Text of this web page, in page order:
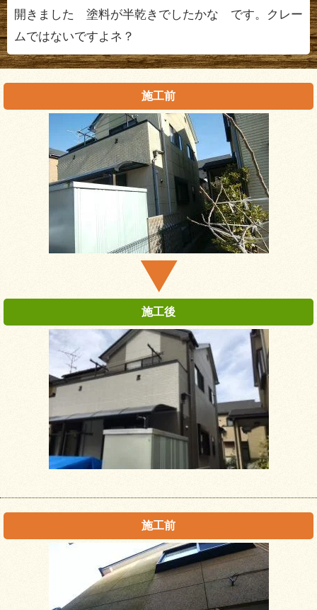
開きました 塗料が半乾きでしたかな です。クレー
ムではないですよネ？